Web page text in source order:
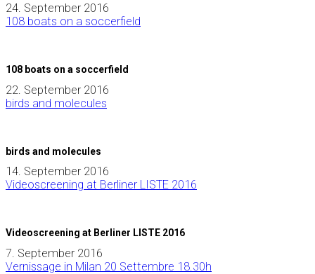
24. September 2016
108 boats on a soccerfield
108 boats on a soccerfield
22. September 2016
birds and molecules
birds and molecules
14. September 2016
Videoscreening at Berliner LISTE 2016
Videoscreening at Berliner LISTE 2016
7. September 2016
Vernissage in Milan 20 Settembre 18.30h